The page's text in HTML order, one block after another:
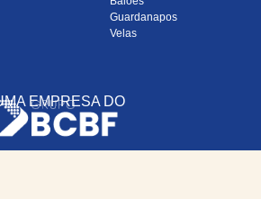
Guardanapos
Velas
EMPRESA DO